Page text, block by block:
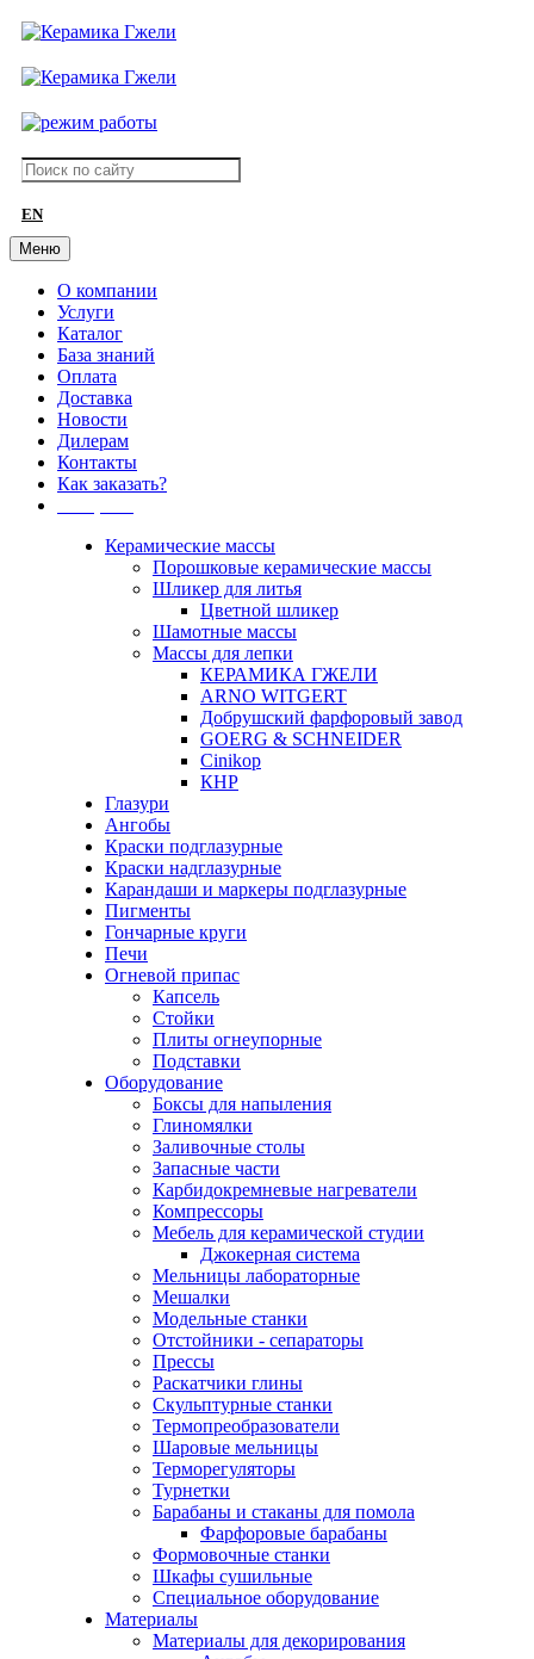
EN
Меню
О компании
Услуги
Каталог
База знаний
Оплата
Доставка
Новости
Дилерам
Контакты
Как заказать?
Керамические массы
Порошковые керамические массы
Шликер для литья
Цветной шликер
Шамотные массы
Массы для лепки
КЕРАМИКА ГЖЕЛИ
ARNO WITGERT
Добрушский фарфоровый завод
GOERG & SCHNEIDER
Cinikop
КНР
Глазури
Ангобы
Краски подглазурные
Краски надглазурные
Карандаши и маркеры подглазурные
Пигменты
Гончарные круги
Печи
Огневой припас
Капсель
Стойки
Плиты огнеупорные
Подставки
Оборудование
Боксы для напыления
Глиномялки
Заливочные столы
Запасные части
Карбидокремневые нагреватели
Компрессоры
Мебель для керамической студии
Джокерная система
Мельницы лабораторные
Мешалки
Модельные станки
Отстойники - сепараторы
Прессы
Раскатчики глины
Скульптурные станки
Термопреобразователи
Шаровые мельницы
Терморегуляторы
Турнетки
Барабаны и стаканы для помола
Фарфоровые барабаны
Формовочные станки
Шкафы сушильные
Специальное оборудование
Материалы
Материалы для декорирования